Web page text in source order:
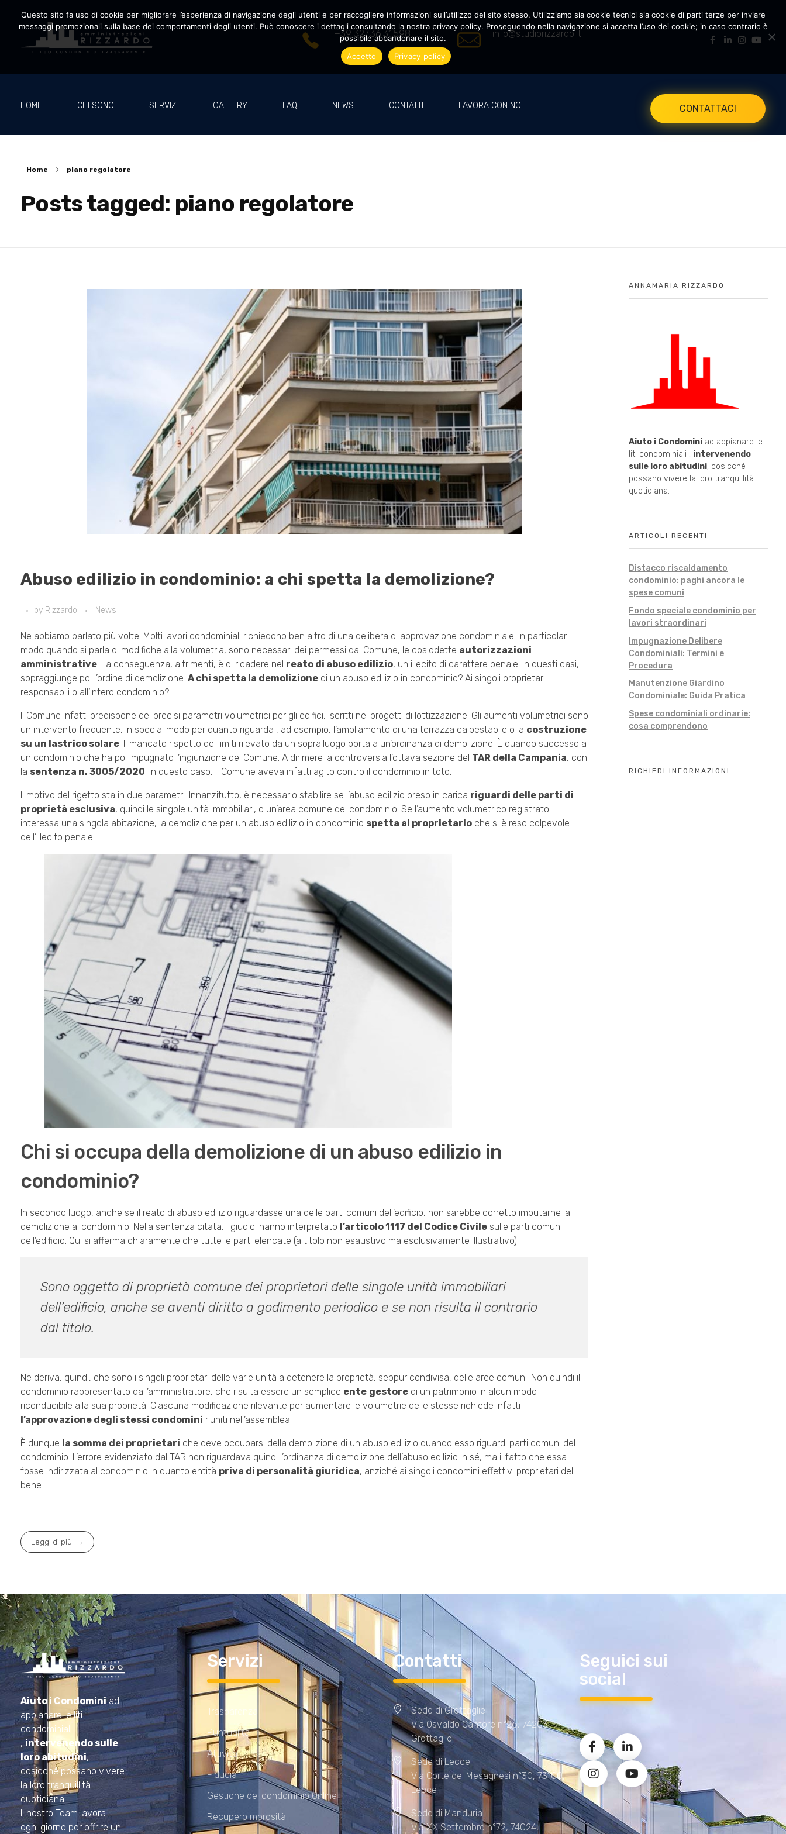
+39 327.36.31.598 info@studiorizzardo.it
HOME CHI SONO SERVIZI GALLERY FAQ NEWS CONTATTI LAVORA CON NOI CONTATTACI
Home piano regolatore
Posts tagged: piano regolatore
Abuso edilizio in condominio: a chi spetta la demolizione?
by Rizzardo News
Ne abbiamo parlato più volte. Molti lavori condominiali richiedono ben altro di una delibera di approvazione condominiale. In particolar
modo quando si parla di modifiche alla volumetria, sono necessari dei permessi dal Comune, le cosiddette autorizzazioni
amministrative . La conseguenza, altrimenti, è di ricadere nel reato di abuso edilizio, un illecito di carattere penale. In questi casi,
sopraggiunge poi l’ordine di demolizione. A chi spetta la demolizione di un abuso edilizio in condominio? Ai singoli proprietari
responsabili o all’intero condominio?
Il Comune infatti predispone dei precisi parametri volumetrici per gli edifici, iscritti nei progetti di lottizzazione. Gli aumenti volumetrici sono
un intervento frequente, in special modo per quanto riguarda , ad esempio, l’ampliamento di una terrazza calpestabile o la costruzione
su un lastrico solare . Il mancato rispetto dei limiti rilevato da un sopralluogo porta a un’ordinanza di demolizione. È quando successo a
un condominio che ha poi impugnato l’ingiunzione del Comune. A dirimere la controversia l’ottava sezione del TAR della Campania, con
la sentenza n. 3005/2020 . In questo caso, il Comune aveva infatti agito contro il condominio in toto.
Il motivo del rigetto sta in due parametri. Innanzitutto, è necessario stabilire se l’abuso edilizio preso in carica riguardi delle parti di
proprietà esclusiva, quindi le singole unità immobiliari, o un’area comune del condominio. Se l’aumento volumetrico registrato
interessa una singola abitazione, la demolizione per un abuso edilizio in condominio spetta al proprietario che si è reso colpevole
dell’illecito penale.
Chi si occupa della demolizione di un abuso edilizio in
condominio?
In secondo luogo, anche se il reato di abuso edilizio riguardasse una delle parti comuni dell’edificio, non sarebbe corretto imputarne la
demolizione al condominio. Nella sentenza citata, i giudici hanno interpretato l’articolo 1117 del Codice Civile sulle parti comuni
dell’edificio. Qui si afferma chiaramente che tutte le parti elencate (a titolo non esaustivo ma esclusivamente illustrativo):
Sono oggetto di proprietà comune dei proprietari delle singole unità immobiliari
dell’edificio, anche se aventi diritto a godimento periodico e se non risulta il contrario
dal titolo.
Ne deriva, quindi, che sono i singoli proprietari delle varie unità a detenere la proprietà, seppur condivisa, delle aree comuni. Non quindi il
condominio rappresentato dall’amministratore, che risulta essere un semplice ente gestore di un patrimonio in alcun modo
riconducibile alla sua proprietà. Ciascuna modificazione rilevante per aumentare le volumetrie delle stesse richiede infatti
l’approvazione degli stessi condomini riuniti nell’assemblea.
È dunque la somma dei proprietari che deve occuparsi della demolizione di un abuso edilizio quando esso riguardi parti comuni del
condominio. L’errore evidenziato dal TAR non riguardava quindi l’ordinanza di demolizione dell’abuso edilizio in sé, ma il fatto che essa
fosse indirizzata al condominio in quanto entità priva di personalità giuridica, anziché ai singoli condomini effettivi proprietari del
bene.
Leggi di più
ANNAMARIA RIZZARDO
Aiuto i Condomini ad appianare le
liti condominiali , intervenendo
sulle loro abitudini, cosicché
possano vivere la loro tranquillità
quotidiana.
ARTICOLI RECENTI
Distacco riscaldamento
condominio: paghi ancora le
spese comuni
Fondo speciale condominio per
lavori straordinari
Impugnazione Delibere
Condominiali: Termini e
Procedura
Manutenzione Giardino
Condominiale: Guida Pratica
Spese condominiali ordinarie:
cosa comprendono
RICHIEDI INFORMAZIONI
Amministrazioni Rizzardo
Aiuto i Condominiad
appianare le liti
condominiali
, intervenendo sulle
loro abitudini,
cosicché possano vivere
la loro tranquillità
quotidiana.
Il nostro Team lavora
ogni giorno per offrire un
Servizi
Trasparenza
Puntualità
Attività
Fiducia
Gestione del condominio Online
Recupero morosità
Contatti
Sede di Grottaglie
Via Osvaldo Cantore n°26, 74203,
Grottaglie
Sede di Lecce
Via Corte dei Mesagnesi n°30, 73100,
Lecce
Sede di Manduria
Via XX Settembre n°72, 74024,
Seguici sui
social
Questo sito fa uso di cookie per migliorare l’esperienza di navigazione degli utenti e per raccogliere informazioni sull’utilizzo del sito stesso. Utilizziamo sia cookie tecnici sia cookie di parti terze per inviare
messaggi promozionali sulla base dei comportamenti degli utenti. Può conoscere i dettagli consultando la nostra privacy policy. Proseguendo nella navigazione si accetta l’uso dei cookie; in caso contrario è
possibile abbandonare il sito.
Accetto
Privacy policy